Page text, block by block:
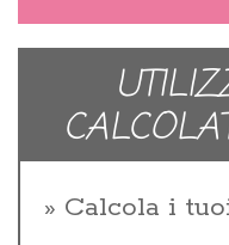
Calcola i